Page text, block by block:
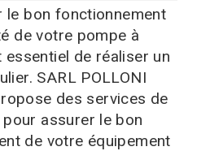
le bon fonctionnement
de votre pompe à
essentiel de réaliser un
SARL POLLONI
des services de
pour assurer le bon
de votre équipement